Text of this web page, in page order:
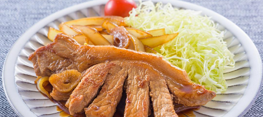
酢 調味酢
お酢ドリンク ぽん酢
新商品一覧
キャンペーン情報
ブランド・スペシャルサイト
ブランド・スペシャルサイト トップ